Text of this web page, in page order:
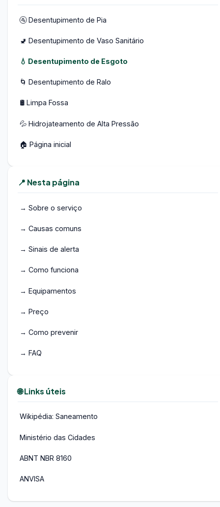
🚰 Desentupimento de Pia
🚽 Desentupimento de Vaso Sanitário
💧 Desentupimento de Esgoto
🌀 Desentupimento de Ralo
🛢️ Limpa Fossa
💦 Hidrojateamento de Alta Pressão
🏠 Página inicial
📍 Nesta página
→ Sobre o serviço
→ Causas comuns
→ Sinais de alerta
→ Como funciona
→ Equipamentos
→ Preço
→ Como prevenir
→ FAQ
🌐 Links úteis
Wikipédia: Saneamento
Ministério das Cidades
ABNT NBR 8160
ANVISA